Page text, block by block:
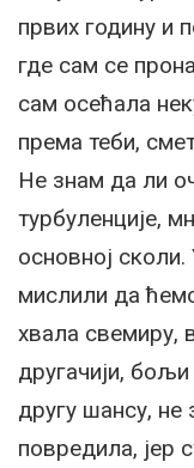
првих годину и
где сам се
сам осећала
према теби,
Не знам да ли
турбуленције,
основној
мислили да
хвала свемиру,
другачији,
другу шансу, не
повредила, јер